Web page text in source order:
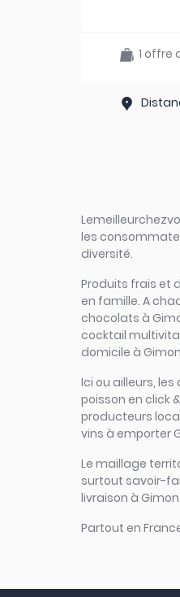
1 offre
les
diversité.
Produits frais et
en famille. A
chocolats à
cocktail
domicile à
Ici ou ailleurs,
poisson en click
producteurs
vins à emporter
Le maillage
surtout savoir-
livraison à
Partout en